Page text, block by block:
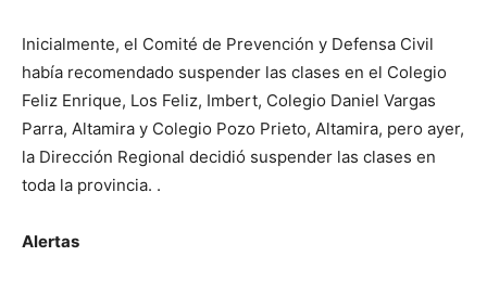
Inicialmente, el Comité de Prevención y Defensa Civil
había recomendado suspender las clases en el Colegio
Feliz Enrique, Los Feliz, Imbert, Colegio Daniel Vargas
Parra, Altamira y Colegio Pozo Prieto, Altamira, pero ayer,
la Dirección Regional decidió suspender las clases en
toda la provincia. .
Alertas